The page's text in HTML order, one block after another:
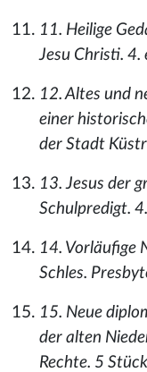
11. Heilige
Jesu Christi. 4.
12. Altes und
einer
der Stadt
13. Jesus der
Schulpredigt.
14. Vorläufige
Schles.
15. Neue
der alten
Rechte. 5